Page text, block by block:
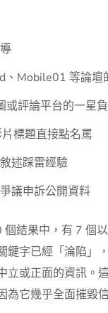
、Mobile01 等論壇
或評論平台的一星
標題直接點名罵
述踩雷經驗
議申訴公開資料
結果中，有 7 個
鍵字已經「淪陷」
立或正面的資訊。
為它幾乎全面摧毀